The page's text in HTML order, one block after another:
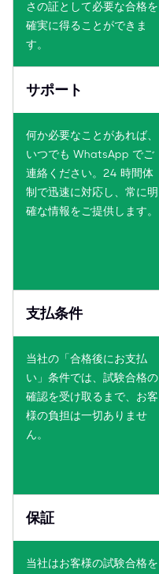
さの証として必要な合格を
確実に得ることができま
す。
サポート
何か必要なことがあれば、
いつでも WhatsApp でご
連絡ください。24 時間体
制で迅速に対応し、常に明
確な情報をご提供します。
支払条件
当社の「合格後にお支払
い」条件では、試験合格の
確認を受け取るまで、お客
様の負担は一切ありませ
ん。
保証
当社はお客様の試験合格を